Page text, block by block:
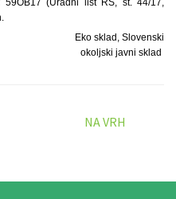
59OB17 (Uradni list RS, št. 44/17,
Eko sklad, Slovenski
okoljski javni sklad
NA VRH